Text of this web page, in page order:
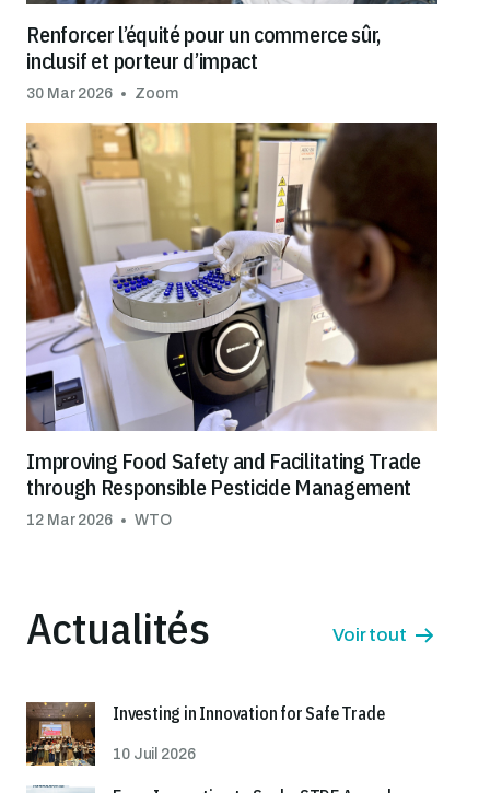
Renforcer l’équité pour un commerce sûr,
inclusif et porteur d’impact
30 Mar 2026 Zoom
Improving Food Safety and Facilitating Trade
through Responsible Pesticide Management
12 Mar 2026 WTO
Actualités Voir tout
Investing in Innovation for Safe Trade
10 Juil 2026